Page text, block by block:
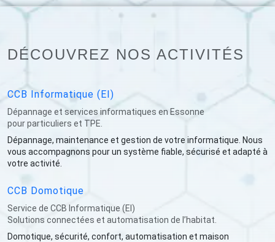
DÉCOUVREZ NOS ACTIVITÉS
CCB Informatique (EI)
Dépannage et services informatiques en Essonne
pour particuliers et TPE.
Dépannage, maintenance et gestion de votre informatique. Nous
vous accompagnons pour un système fiable, sécurisé et adapté à
votre activité.
CCB Domotique
Service de CCB Informatique (EI)
Solutions connectées et automatisation de l’habitat.
Domotique, sécurité, confort, automatisation et maison